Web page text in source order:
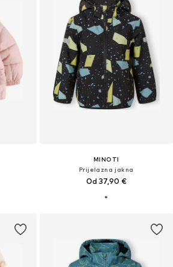
MINOTI
Prijelazna jakna
Od 37,90 €